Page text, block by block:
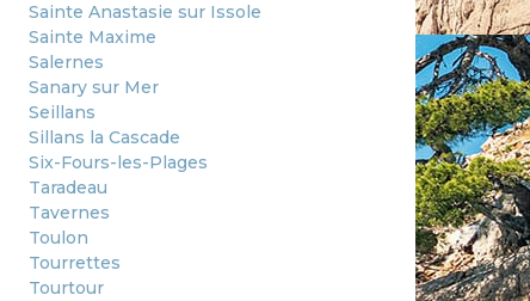
Sainte Anastasie sur Issole
Sainte Maxime
Salernes
Sanary sur Mer
Seillans
Sillans la Cascade
Six-Fours-les-Plages
Taradeau
Tavernes
Toulon
Tourrettes
Tourtour